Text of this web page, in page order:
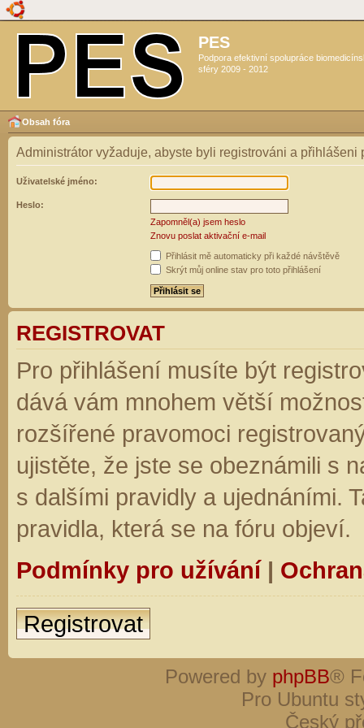
PES
Podpora efektivní spolupráce
sféry 2009 - 2012
Obsah fóra
Administrátor vyžaduje, abyste byli registrováni a přihlášeni
Uživatelské jméno:
Heslo:
Zapomněl(a) jsem heslo
Znovu poslat aktivační e-mail
Přihlásit mě automaticky při každé návštěvě
Skrýt můj online stav pro toto přihlášení
REGISTROVAT
Pro přihlášení musíte být
dává vám mnohem větší
rozšířené pravomoci
ujistěte, že jste se obeznámili s
s dalšími pravidly a ujednáními.
pravidla, která se na fóru objeví.
Podmínky pro užívání|
Registrovat
Powered by phpBB®
Pro Ubuntu
Český